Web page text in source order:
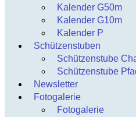
Kalender G50m
Kalender G10m
Kalender P
Schützenstuben
Schützenstube
Schützenstube
Newsletter
Fotogalerie
Fotogalerie